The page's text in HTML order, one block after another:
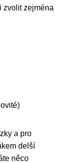
zvolit zejména
a pro
delší
něco